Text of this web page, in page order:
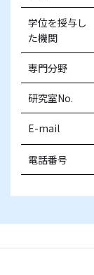
学位を授与し
た機関
専門分野
研究室No.
E-mail
電話番号